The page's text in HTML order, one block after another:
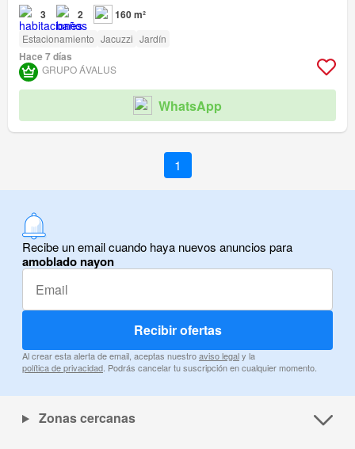
3 2 160 m²
Estacionamiento Jacuzzi Jardín
Hace 7 días
GRUPO ÁVALUS
WhatsApp
1
Recibe un email cuando haya nuevos anuncios para
amoblado nayon
Recibir ofertas
Al crear esta alerta de email, aceptas nuestroaviso legaly la
política de privacidad. Podrás cancelar tu suscripción en cualquier momento.
Zonas cercanas